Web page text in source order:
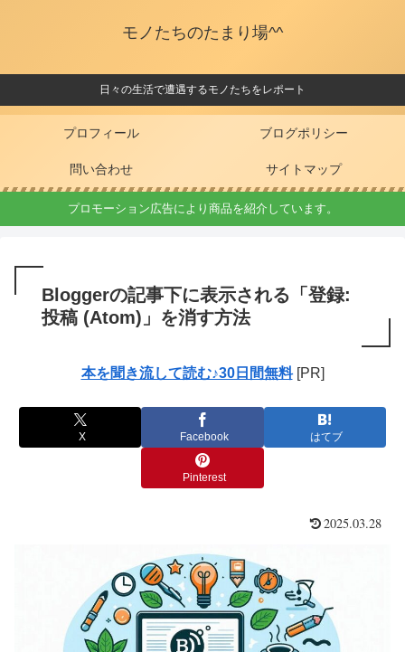
モノたちのたまり場^^
日々の生活で遭遇するモノたちをレポート
プロフィール ブログポリシー
問い合わせ サイトマップ
プロモーション広告により商品を紹介しています。
Bloggerの記事下に表示される「登録:
投稿 (Atom)」を消す方法
本を聞き流して読む♪30日間無料[PR]
X Facebook はてブ
Pinterest
2025.03.28